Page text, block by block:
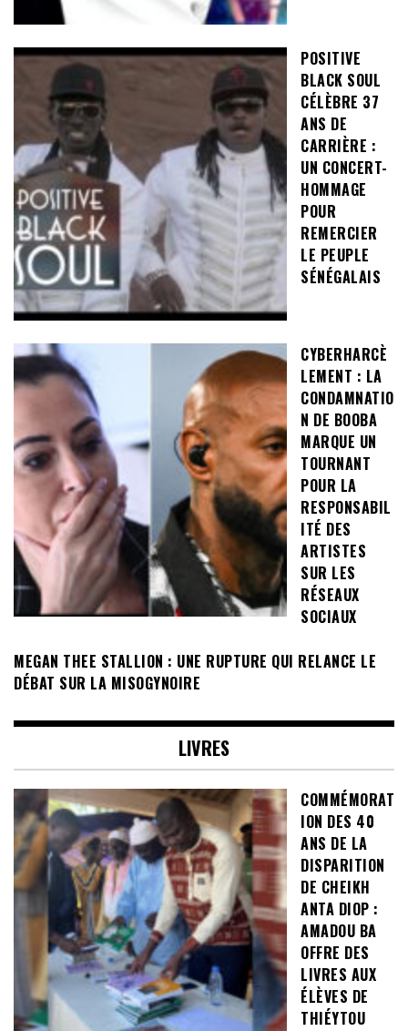
POSITIVE
BLACK SOUL
CÉLÈBRE 37
ANS DE
CARRIÈRE :
UN CONCERT-
HOMMAGE
POUR
REMERCIER
LE PEUPLE
SÉNÉGALAIS
CYBERHARCÈ
LEMENT : LA
CONDAMNATIO
N DE BOOBA
MARQUE UN
TOURNANT
POUR LA
RESPONSABIL
ITÉ DES
ARTISTES
SUR LES
RÉSEAUX
SOCIAUX
MEGAN THEE STALLION : UNE RUPTURE QUI RELANCE LE
DÉBAT SUR LA MISOGYNOIRE
LIVRES
COMMÉMORAT
ION DES 40
ANS DE LA
DISPARITION
DE CHEIKH
ANTA DIOP :
AMADOU BA
OFFRE DES
LIVRES AUX
ÉLÈVES DE
THIÉYTOU